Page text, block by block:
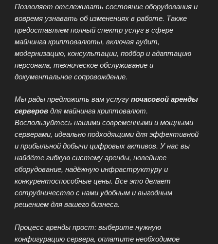
Позволяет отслеживать состояние оборудования и
вовремя узнавать об изменениях в работе. Также
предоставляем полный спектр услуг в сфере
майнинга криптовалюты, включая аудит,
модернизацию, консультации, подбор и адаптацию
персонала, техническое обслуживание и
документальное сопровождение.
Мы рады предложить вам услугупочасовой аренды
серверовдля майнинга криптовалют.
Воспользуйтесь нашими современными и мощными
серверами, идеально подходящими для эффективной
и прибыльной добычи цифровых активов. У нас вы
найдёте гибкую систему аренды, новейшее
оборудование, надёжную инфраструктуру и
конкурентоспособные цены. Все это делает
сотрудничество с нами удобным и выгодным
решением для вашего бизнеса.
Процесс аренды прост: выберите нужную
конфигурацию сервера, оплатите необходимое